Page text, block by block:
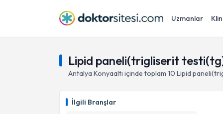
Uzmanlar
Lipid paneli(trigliserit
Antalya Konyaaltı içinde toplam 10 Lipid
İlgili Branşlar